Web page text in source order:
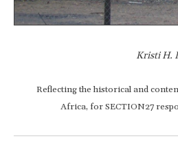
Kristi H.
Reflecting the historical and
Africa, for SECTION27